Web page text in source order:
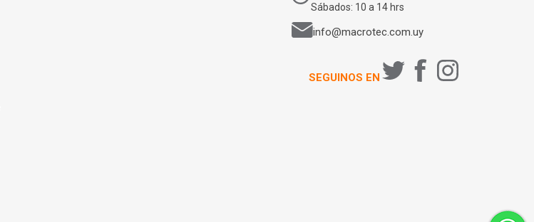
Sábados: 10 a 14 hrs
info@macrotec.com.uy
SEGUINOS EN